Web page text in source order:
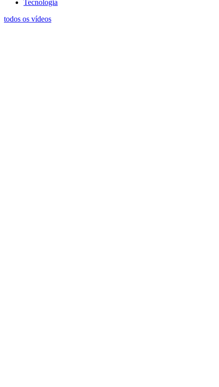
Tecnologia
todos os vídeos